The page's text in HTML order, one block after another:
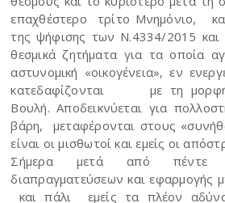
επαχθέστερο τρίτο Μνημόνιο,
της ψήφισης των Ν.4334/2015
θεσμικά ζητήματα για τα οποία
αστυνομική «οικογένεια», εν
κατεδαφίζονται με τη μορφή
Βουλή. Αποδεικνύεται για
βάρη, μεταφέρονται στους
είναι οι μισθωτοί και εμείς οι
Σήμερα μετά από πέντε
διαπραγματεύσεων και εφαρμογής
και πάλι εμείς τα πλέον